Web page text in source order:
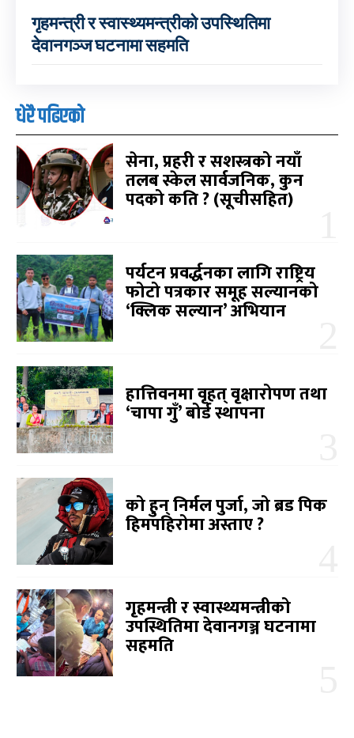
गृहमन्त्री र स्वास्थ्यमन्त्रीको उपस्थितिमा
देवानगञ्ज घटनामा सहमति
धेरै पढिएको
सेना, प्रहरी र सशस्त्रको नयाँ
तलब स्केल सार्वजनिक, कुन
पदको कति ? (सूचीसहित)
पर्यटन प्रवर्द्धनका लागि राष्ट्रिय
फोटो पत्रकार समूह सल्यानको
‘क्लिक सल्यान’ अभियान
हात्तिवनमा वृहत् वृक्षारोपण तथा
‘चापा गुँ’ बोर्ड स्थापना
को हुन् निर्मल पुर्जा, जो ब्रड पिक
हिमपहिरोमा अस्ताए ?
गृहमन्त्री र स्वास्थ्यमन्त्रीको
उपस्थितिमा देवानगञ्ज घटनामा
सहमति